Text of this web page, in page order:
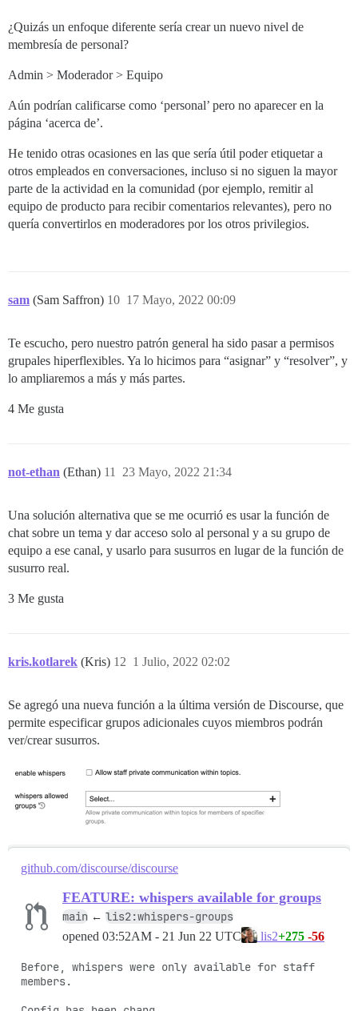
¿Quizás un enfoque diferente sería crear un nuevo nivel de
membresía de personal?
Admin > Moderador > Equipo
Aún podrían calificarse como ‘personal’ pero no aparecer en la
página ‘acerca de’.
He tenido otras ocasiones en las que sería útil poder etiquetar a
otros empleados en conversaciones, incluso si no siguen la mayor
parte de la actividad en la comunidad (por ejemplo, remitir al
equipo de producto para recibir comentarios relevantes), pero no
quería convertirlos en moderadores por los otros privilegios.
sam (Sam Saffron) 17 Mayo, 2022 00:09
10
Te escucho, pero nuestro patrón general ha sido pasar a permisos
grupales hiperflexibles. Ya lo hicimos para “asignar” y “resolver”, y
lo ampliaremos a más y más partes.
4 Me gusta
not-ethan (Ethan) 23 Mayo, 2022 21:34
11
Una solución alternativa que se me ocurrió es usar la función de
chat sobre un tema y dar acceso solo al personal y a su grupo de
equipo a ese canal, y usarlo para susurros en lugar de la función de
susurro real.
3 Me gusta
kris.kotlarek (Kris) 1 Julio, 2022 02:02
12
Se agregó una nueva función a la última versión de Discourse, que
permite especificar grupos adicionales cuyos miembros podrán
ver/crear susurros.
github.com/discourse/discourse
FEATURE: whispers available for groups
main ← lis2:whispers-groups
opened 03:52AM - 21 Jun 22 UTC lis2+275 -56
Before, whispers were only available for staff
members.